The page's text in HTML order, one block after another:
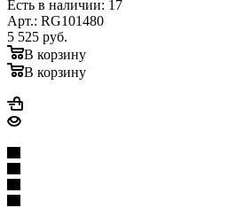
Есть в наличии: 17
Арт.: RG101480
5 525 руб.
В корзину
В корзину